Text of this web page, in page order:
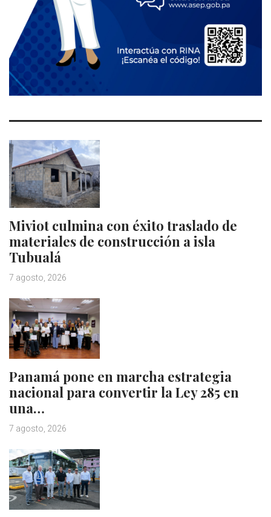
Miviot culmina con éxito traslado de
materiales de construcción a isla
Tubualá
7 agosto, 2026
Panamá pone en marcha estrategia
nacional para convertir la Ley 285 en
una…
7 agosto, 2026